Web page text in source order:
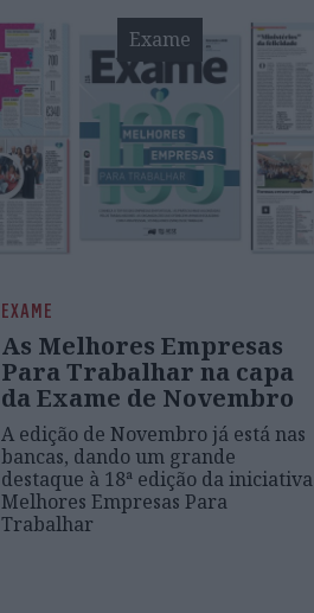
Exame
EXAME
As Melhores Empresas
Para Trabalhar na capa
da Exame de Novembro
A edição de Novembro já está nas
bancas, dando um grande
destaque à 18ª edição da iniciativa
Melhores Empresas Para
Trabalhar